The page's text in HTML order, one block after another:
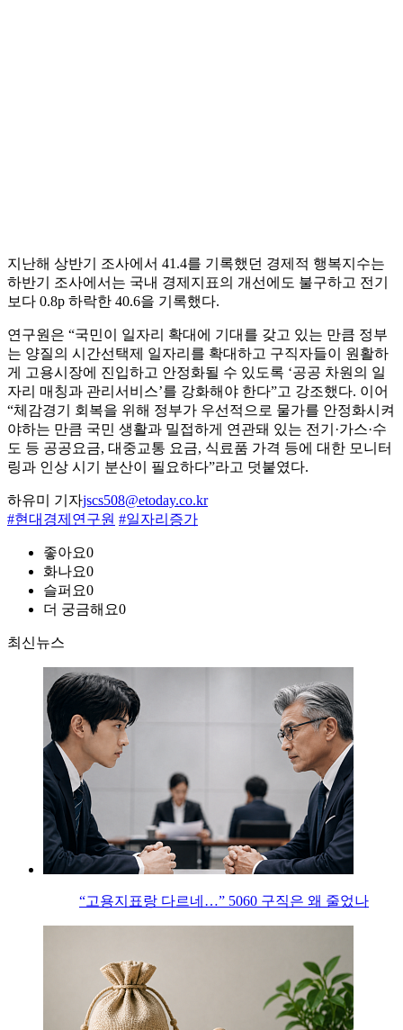
지난해 상반기 조사에서 41.4를 기록했던 경제적 행복지수는
하반기 조사에서는 국내 경제지표의 개선에도 불구하고 전기
보다 0.8p 하락한 40.6을 기록했다.
연구원은 “국민이 일자리 확대에 기대를 갖고 있는 만큼 정부
는 양질의 시간선택제 일자리를 확대하고 구직자들이 원활하
게 고용시장에 진입하고 안정화될 수 있도록 ‘공공 차원의 일
자리 매칭과 관리서비스’를 강화해야 한다”고 강조했다. 이어
“체감경기 회복을 위해 정부가 우선적으로 물가를 안정화시켜
야하는 만큼 국민 생활과 밀접하게 연관돼 있는 전기·가스·수
도 등 공공요금, 대중교통 요금, 식료품 가격 등에 대한 모니터
링과 인상 시기 분산이 필요하다”라고 덧붙였다.
하유미 기자jscs508@etoday.co.kr
#현대경제연구원 #일자리증가
좋아요0
화나요0
슬퍼요0
더 궁금해요0
최신뉴스
“고용지표랑 다르네…” 5060 구직은 왜 줄었나